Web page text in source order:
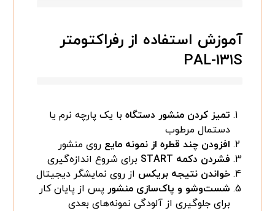
آموزش استفاده از رفراکتومتر
PAL-۱۳۱S
تمیز کردن منشور دستگاه با یک پارچه نرم یا
دستمال مرطوب
افزودن چند قطره از نمونه مایع روی منشور
فشردن دکمه START
برای شروع اندازه‌گیری
خواندن نتیجه بریکس از روی نمایشگر دیجیتال
شست‌وشو و پاک‌سازی منشور پس از پایان کار
برای جلوگیری از آلودگی نمونه‌های بعدی